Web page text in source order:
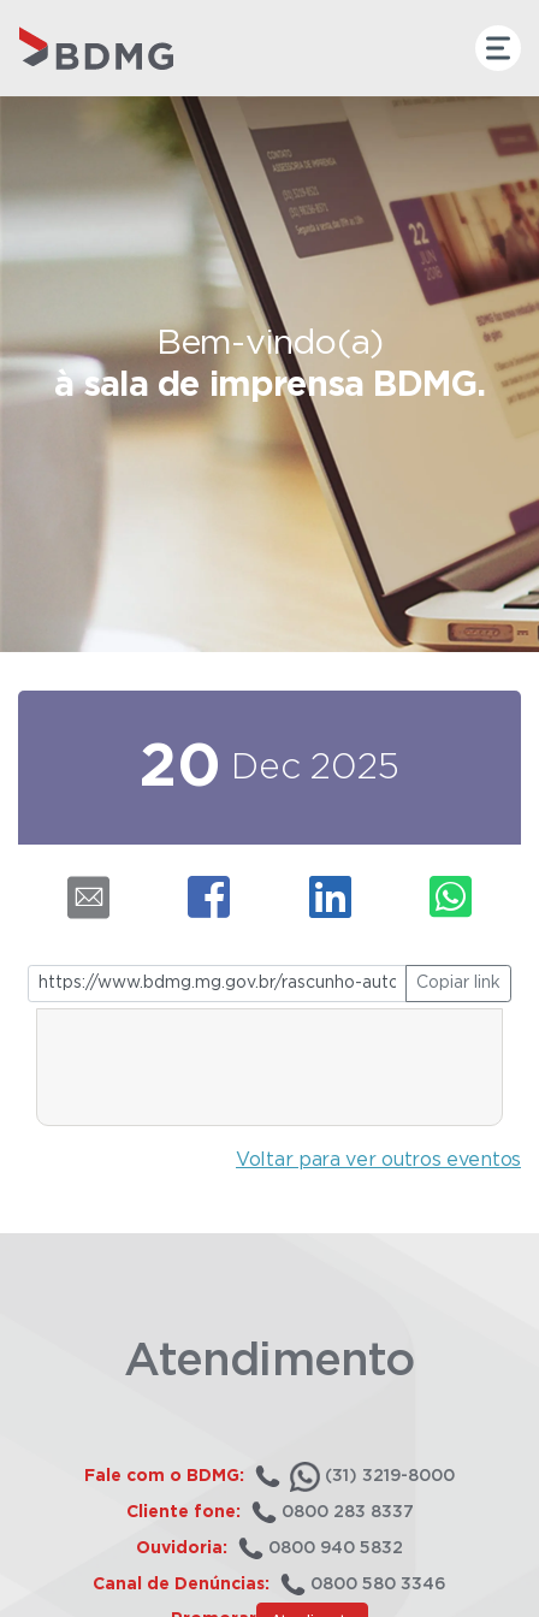
Bem-vindo(a)
à sala de imprensa BDMG.
20 Dec 2025
Copiar link
Voltar para ver outros eventos
Atendimento
Fale com o BDMG: (31) 3219-8000
Cliente fone: 0800 283 8337
Ouvidoria: 0800 940 5832
Canal de Denúncias: 0800 580 3346